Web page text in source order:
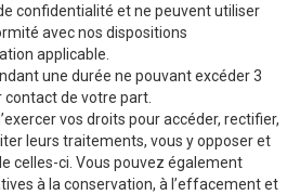
confidentialité et ne peuvent utiliser
avec nos dispositions
applicable.
une durée ne pouvant excéder 3
de votre part.
vos droits pour accéder, rectifier,
leurs traitements, vous y opposer et
celles-ci. Vous pouvez également
à la conservation, à l’effacement et